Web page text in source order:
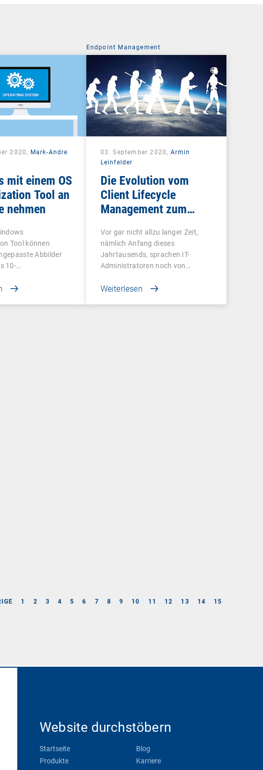
2020, Mark-Andre
mit einem OS
Tool an
nehmen
Tool können
Abbilder
10-
Endpoint Management
03. September 2020, Armin
Leinfelder
Die Evolution vom
Client Lifecycle
Management zum
Management
Vor gar nicht allzu langer Zeit,
nämlich Anfang dieses
Jahrtausends, sprachen IT-
Administratoren noch von…
Weiterlesen
1 2 3 4 5 6 7 8 9 10 11 12 13 14 15
Website durchstöbern
Startseite
Produkte
Blog
Karriere